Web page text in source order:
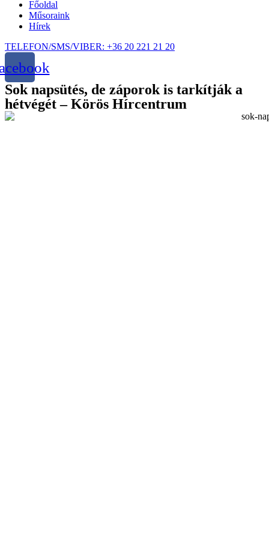
Főoldal
Műsoraink
Hírek
TELEFON/SMS/VIBER: +36 20 221 21 20
Sok napsütés, de záporok is tarkítják a
hétvégét – Körös Hírcentrum